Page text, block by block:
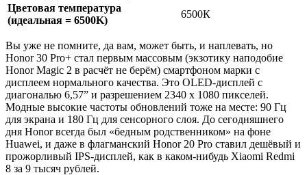
Цветовая температура
(идеальная = 6500K)
6500К
Вы уже не помните, да вам, может быть, и наплевать, но
Honor 30 Pro+ стал первым массовым (экзотику наподобие
Honor Magic 2 в расчёт не берём) смартфоном марки с
дисплеем нормального качества. Это OLED-дисплей с
диагональю 6,57” и разрешением 2340 x 1080 пикселей.
Модные высокие частоты обновлений тоже на месте: 90 Гц
для экрана и 180 Гц для сенсорного слоя. До сегодняшнего
дня Honor всегда был «бедным родственником» на фоне
Huawei, и даже в флагманский Honor 20 Pro ставил дешёвый и
прожорливый IPS-дисплей, как в каком-нибудь Xiaomi Redmi
8 за 9 тысяч рублей.